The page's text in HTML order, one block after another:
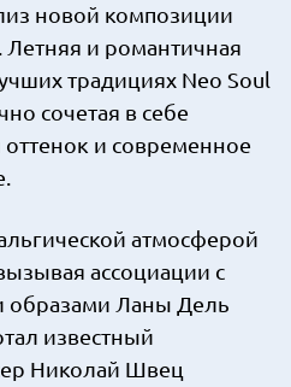
новой композиции
и романтичная
традициях Neo Soul
сочетая в себе
и современное
атмосферой
ассоциации с
образами Ланы Дель
известный
Николай Швец